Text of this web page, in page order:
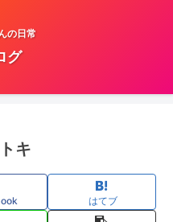
の日常
グ
キ
はてブ